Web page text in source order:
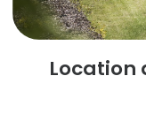
Location